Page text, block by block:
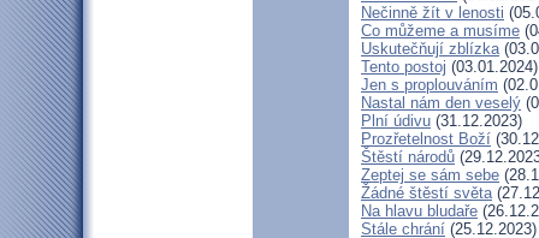
Nečinně žít v lenosti
Co můžeme a musíme
Uskutečňují zblízka
Tento postoj (03.01.2024)
Jen s proplouváním
Nastal nám den veselý
Plní údivu (31.12.2023)
Prozřetelnost Boží
Štěstí národů
Zeptej se sám sebe
Žádné štěstí světa
Na hlavu bludaře
Stále chrání (25.12.2023)